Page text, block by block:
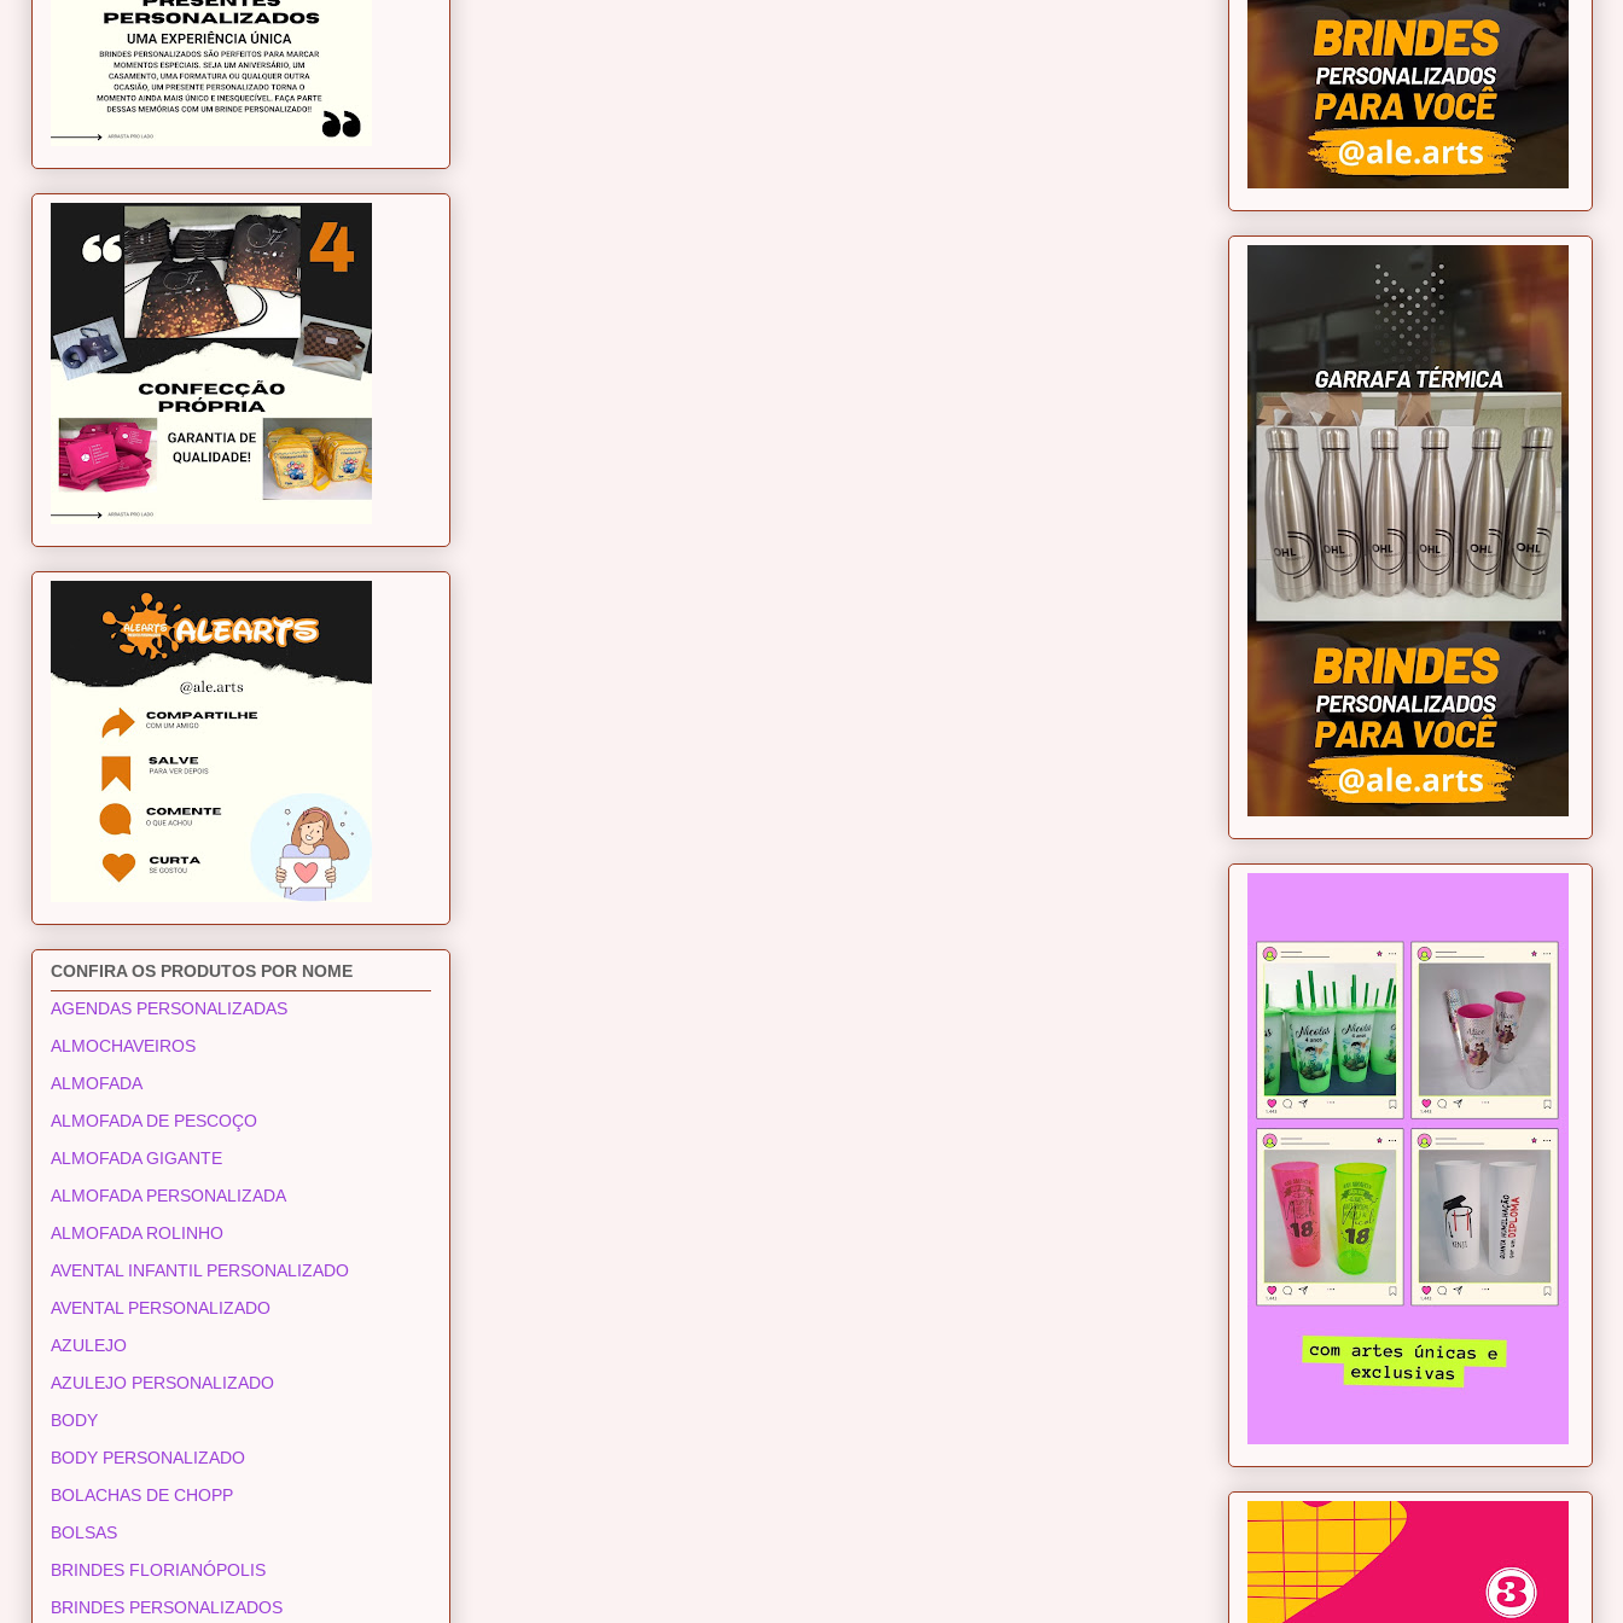
CONFIRA OS PRODUTOS POR NOME
AGENDAS PERSONALIZADAS
ALMOCHAVEIROS
ALMOFADA
ALMOFADA DE PESCOÇO
ALMOFADA GIGANTE
ALMOFADA PERSONALIZADA
ALMOFADA ROLINHO
AVENTAL INFANTIL PERSONALIZADO
AVENTAL PERSONALIZADO
AZULEJO
AZULEJO PERSONALIZADO
BODY
BODY PERSONALIZADO
BOLACHAS DE CHOPP
BOLSAS
BRINDES FLORIANÓPOLIS
BRINDES PERSONALIZADOS